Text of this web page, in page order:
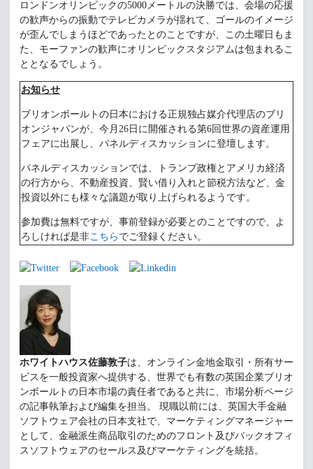
ロンドンオリンピックの5000メートルの決勝では、会場の応援
の歓声からの振動でテレビカメラが揺れて、ゴールのイメージ
が歪んでしまうほどであったとのことですが、この土曜日もま
た、モーファンの歓声にオリンピックスタジアムは包まれるこ
ととなるでしょう。
お知らせ
ブリオンボールトの日本における正規独占媒介代理店のブリ
オンジャパンが、今月26日に開催される第6回世界の資産運用
フェアに出展し、パネルディスカッションに登壇します。
パネルディスカッションでは、トランプ政権とアメリカ経済
の行方から、不動産投資、賢い借り入れと節税方法など、金
投資以外にも様々な議題が取り上げられるようです。
参加費は無料ですが、事前登録が必要とのことですので、よ
ろしければ是非こちら でご登録ください。
ホワイトハウス佐藤敦子は、オンライン金地金取引・所有サー
ビスを一般投資家へ提供する、世界でも有数の英国企業ブリオ
ンボールトの日本市場の責任者であると共に、市場分析ページ
の記事執筆および編集を担当。 現職以前には、英国大手金融
ソフトウェア会社の日本支社で、マーケティングマネージャー
として、金融派生商品取引のためのフロント及びバックオフィ
スソフトウェアのセールス及びマーケティングを統括。